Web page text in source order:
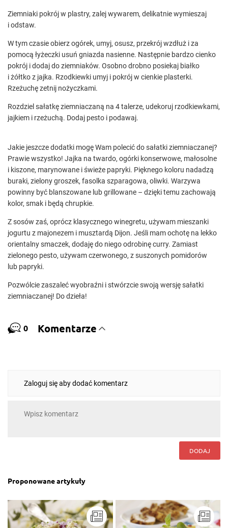
Ziemniaki pokrój w plastry, zalej wywarem, delikatnie wymieszaj
i odstaw.
W tym czasie obierz ogórek, umyj, osusz, przekrój wzdłuż i za
pomocą łyżeczki usuń gniazda nasienne. Następnie bardzo cienko
pokrój i dodaj do ziemniaków. Osobno drobno posiekaj białko
i żółtko z jajka. Rzodkiewki umyj i pokrój w cienkie plasterki.
Rzeżuchę zetnij nożyczkami.
Rozdziel sałatkę ziemniaczaną na 4 talerze, udekoruj rzodkiewkami,
jajkiem i rzeżuchą. Dodaj pesto i podawaj.
Jakie jeszcze dodatki mogę Wam polecić do sałatki ziemniaczanej?
Prawie wszystko! Jajka na twardo, ogórki konserwowe, małosolne
i kiszone, marynowane i świeże papryki. Pięknego koloru nadadzą
buraki, zielony groszek, fasolka szparagowa, oliwki. Warzywa
powinny być blanszowane lub grillowane – dzięki temu zachowają
kolor, smak i będą chrupkie.
Z sosów zaś, oprócz klasycznego winegretu, używam mieszanki
jogurtu z majonezem i musztardą Dijon. Jeśli mam ochotę na lekko
orientalny smaczek, dodaję do niego odrobinę curry. Zamiast
zielonego pesto, używam czerwonego, z suszonych pomidorów
lub papryki.
Pozwólcie zaszaleć wyobraźni i stwórzcie swoją wersję sałatki
ziemniaczanej! Do dzieła!
0 Komentarze
Zaloguj się aby dodać komentarz
DODAJ
Proponowane artykuły